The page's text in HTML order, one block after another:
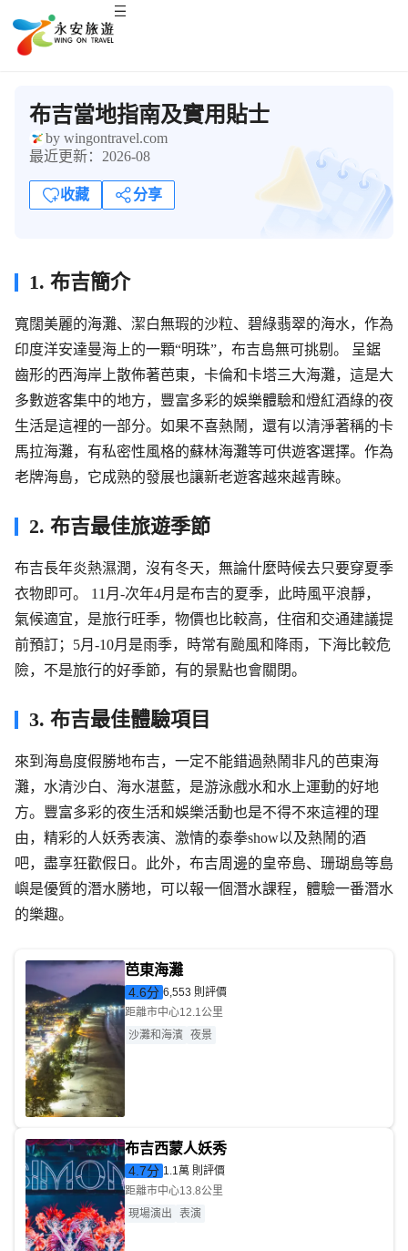
布吉當地指南及實用貼士
by wingontravel.com
最近更新：2026-08
收藏 分享
1. 布吉簡介
寬闊美麗的海灘、潔白無瑕的沙粒、碧綠翡翠的海水，作為
印度洋安達曼海上的一顆“明珠”，布吉島無可挑剔。 呈鋸
齒形的西海岸上散佈著芭東，卡倫和卡塔三大海灘，這是大
多數遊客集中的地方，豐富多彩的娛樂體驗和燈紅酒綠的夜
生活是這裡的一部分。如果不喜熱鬧，還有以清淨著稱的卡
馬拉海灘，有私密性風格的蘇林海灘等可供遊客選擇。作為
老牌海島，它成熟的發展也讓新老遊客越來越青睞。
2. 布吉最佳旅遊季節
布吉長年炎熱濕潤，沒有冬天，無論什麼時候去只要穿夏季
衣物即可。 11月-次年4月是布吉的夏季，此時風平浪靜，
氣候適宜，是旅行旺季，物價也比較高，住宿和交通建議提
前預訂；5月-10月是雨季，時常有颱風和降雨，下海比較危
險，不是旅行的好季節，有的景點也會關閉。
3. 布吉最佳體驗項目
來到海島度假勝地布吉，一定不能錯過熱鬧非凡的芭東海
灘，水清沙白、海水湛藍，是游泳戲水和水上運動的好地
方。豐富多彩的夜生活和娛樂活動也是不得不來這裡的理
由，精彩的人妖秀表演、激情的泰拳show以及熱鬧的酒
吧，盡享狂歡假日。此外，布吉周邊的皇帝島、珊瑚島等島
嶼是優質的潛水勝地，可以報一個潛水課程，體驗一番潛水
的樂趣。
芭東海灘
4.6分 6,553 則評價
距離市中心12.1公里
沙灘和海濱 夜景
布吉西蒙人妖秀
4.7分 1.1萬 則評價
距離市中心13.8公里
現場演出
表演